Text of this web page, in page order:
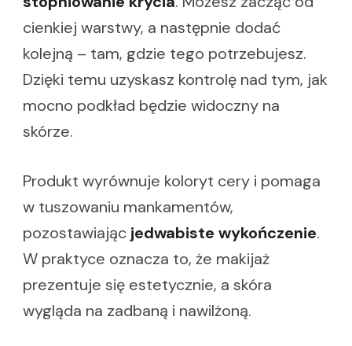
cienkiej warstwy, a następnie dodać
kolejną – tam, gdzie tego potrzebujesz.
Dzięki temu uzyskasz kontrolę nad tym, jak
mocno podkład będzie widoczny na
skórze.
Produkt wyrównuje koloryt cery i pomaga
w tuszowaniu mankamentów,
pozostawiając jedwabiste wykończenie.
W praktyce oznacza to, że makijaż
prezentuje się estetycznie, a skóra
wygląda na zadbaną i nawilżoną.